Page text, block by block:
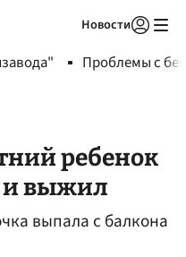
Новости
Проблемы с
ребенок
и выжил
выпала с балкона